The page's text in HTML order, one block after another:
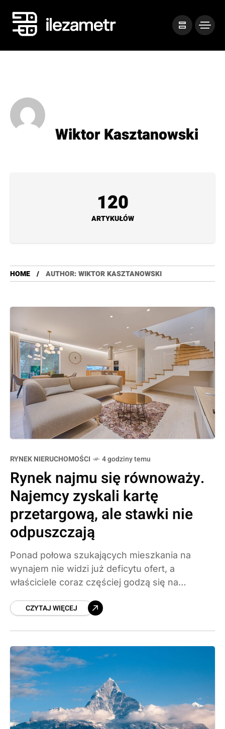
Wiktor Kasztanowski
120
ARTYKUŁÓW
HOME AUTHOR: WIKTOR KASZTANOWSKI
RYNEK NIERUCHOMOŚCI 4 godziny temu
Rynek najmu się równoważy.
Najemcy zyskali kartę
przetargową, ale stawki nie
odpuszczają
Ponad połowa szukających mieszkania na
wynajem nie widzi już deficytu ofert, a
właściciele coraz częściej godzą się na
wyjścia wciąż są rekordowo wysokie stawki.
lepszą pozycję najemcy.
CZYTAJ WIĘCEJ